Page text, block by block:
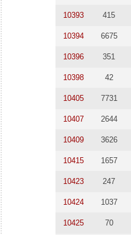
10393 415
10394 6675
10396 351
10398 42
10405 7731
10407 2644
10409 3626
10415 1657
10423 247
10424 1037
10425 70